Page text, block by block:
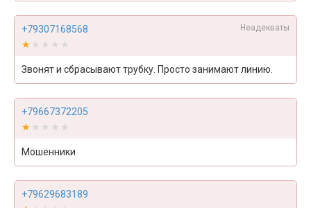
+79307168568 Неадекваты
★★★★★
★★★★★
Звонят и сбрасывают трубку. Просто занимают линию.
+79667372205
★★★★★
★★★★★
Мошенники
+79629683189